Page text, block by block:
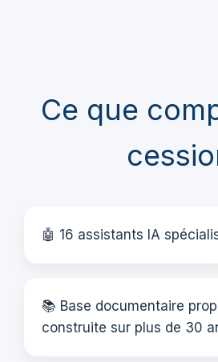
Ce que
🤖 16 assistants IA
📚 Base documentaire
construite sur plus de 30